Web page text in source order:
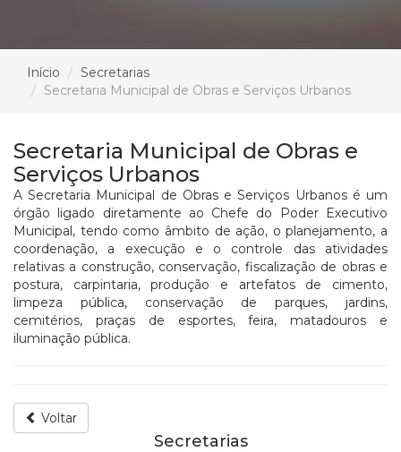
Início
Secretarias
Secretaria Municipal de Obras e Serviços Urbanos
Secretaria Municipal de Obras e
Serviços Urbanos
A Secretaria Municipal de Obras e Serviços Urbanos é um
órgão ligado diretamente ao Chefe do Poder Executivo
Municipal, tendo como âmbito de ação, o planejamento, a
coordenação, a execução e o controle das atividades
relativas a construção, conservação, fiscalização de obras e
postura, carpintaria, produção e artefatos de cimento,
limpeza pública, conservação de parques, jardins,
cemitérios, praças de esportes, feira, matadouros e
iluminação pública.
Voltar
Secretarias